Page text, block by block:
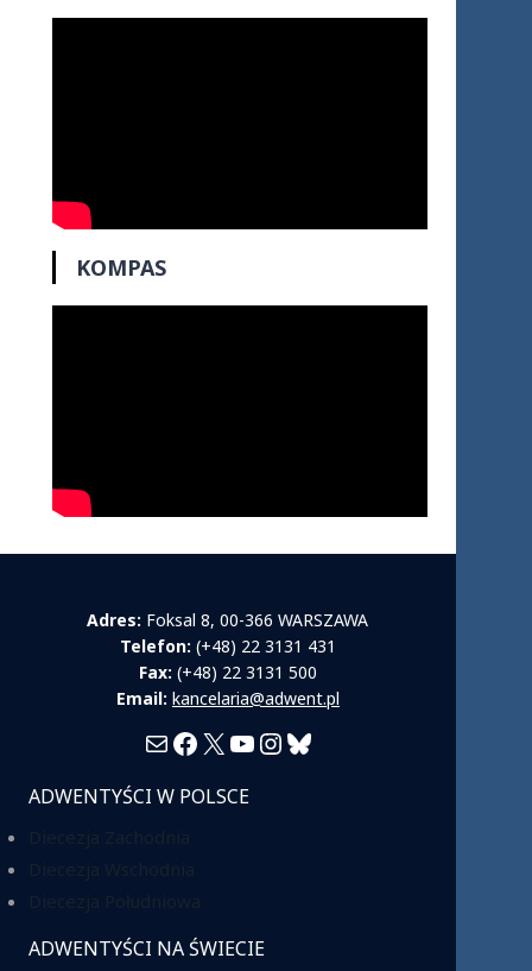
KOMPAS
Adres: Foksal 8, 00-366 WARSZAWA
Telefon: (+48) 22 3131 431
Fax: (+48) 22 3131 500
Email: kancelaria@adwent.pl
MailFacebook
X YouTube
Instagram
Bluesky
ADWENTYŚCI W POLSCE
ADWENTYŚCI NA ŚWIECIE